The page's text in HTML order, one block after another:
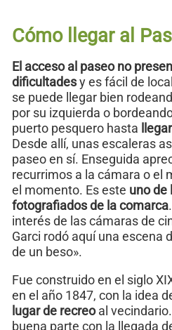
Cómo llegar al
El acceso al paseo no
dificultadesy es fácil de
se puede llegar bien
por su izquierda o
puerto pesquero hasta
Desde allí, unas escaleras
paseo en sí. Enseguida
recurrimos a la cámara o el
el momento. Es este uno de
fotografiados de la comarca
interés de las cámaras de
Garci rodó aquí una escena
de un beso».
Fue construido en el siglo
en el año 1847, con la idea
lugar de recreoal
buena parte con la llegada